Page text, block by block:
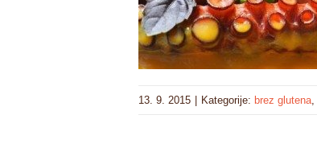
13. 9. 2015 Kategorije: brez glutena,